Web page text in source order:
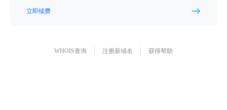
立即续费
WHOIS查询 注册新域名 获得帮助